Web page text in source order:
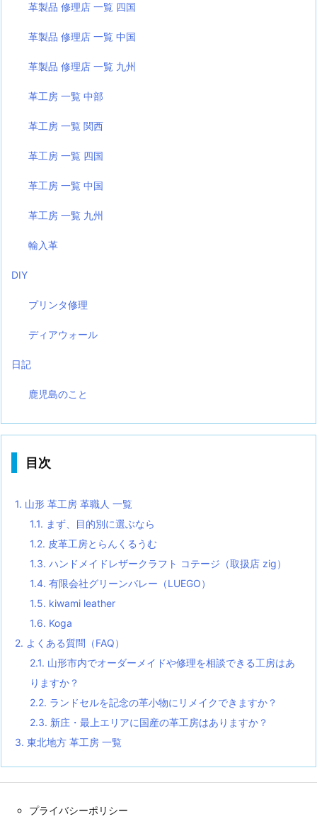
革製品 修理店 一覧 四国
革製品 修理店 一覧 中国
革製品 修理店 一覧 九州
革工房 一覧 中部
革工房 一覧 関西
革工房 一覧 四国
革工房 一覧 中国
革工房 一覧 九州
輸入革
DIY
プリンタ修理
ディアウォール
日記
鹿児島のこと
目次
1. 山形 革工房 革職人 一覧
1.1. まず、目的別に選ぶなら
1.2. 皮革工房とらんくるうむ
1.3. ハンドメイドレザークラフト コテージ（取扱店 zig）
1.4. 有限会社グリーンバレー（LUEGO）
1.5. kiwami leather
1.6. Koga
2. よくある質問（FAQ）
2.1. 山形市内でオーダーメイドや修理を相談できる工房はあ
りますか？
2.2. ランドセルを記念の革小物にリメイクできますか？
2.3. 新庄・最上エリアに国産の革工房はありますか？
3. 東北地方 革工房 一覧
プライバシーポリシー